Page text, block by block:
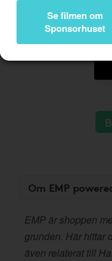
Se filmen om
Sponsorhuset
Om EMP
EMP är shoppen
grunden. Här hittar
även relaterat till